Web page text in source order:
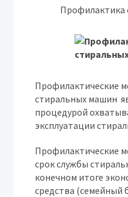
Профилактика
Профилактические
стиральных машин
процедурой
эксплуатации
Профилактические
срок службы
конечном итоге
средства